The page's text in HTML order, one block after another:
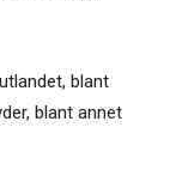
blant
blant annet